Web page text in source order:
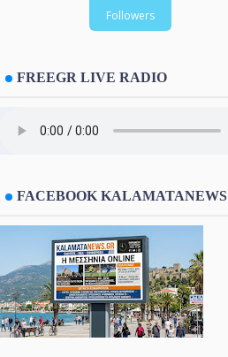
Followers
FREEGR LIVE RADIO
FACEBOOK KALAMATANEWS